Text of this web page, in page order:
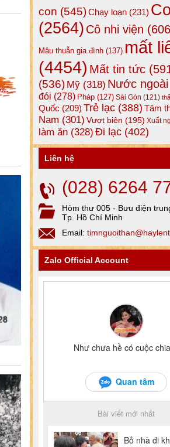
con (545)Chạy loạn (231)
(2564) Cô nhi viện
Mâu thuẫn gia đình (137) mất
(4454) Mất tin tức
(536) Mỹ (318) Nước ngoài
đói (278) Pháp (127) Sài Gòn (121)
Quốc (209) Trẻ lạc (388) Tâm
Nam (301) Vượt biên (195) Xuất
làm ăn (328) Đi lạc (402)
Liên hệ
(028) 6264
Hòm thư 005 - Bưu điện
Tp. Hồ Chí Minh
Email:
Zalo Official Account